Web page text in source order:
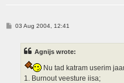
P03 Aug 2004, 12:41
Agnijs wrote:
Nu tad katram userim
1. Burnout veesture iisa;